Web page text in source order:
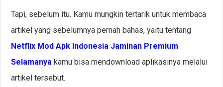
Tapi, sebelum itu. Kamu mungkin tertarik untuk membaca
artikel yang sebelumnya pernah bahas, yaitu tentang
Netflix Mod Apk Indonesia Jaminan Premium
Selamanya kamu bisa mendownload aplikasinya melalui
artikel tersebut.